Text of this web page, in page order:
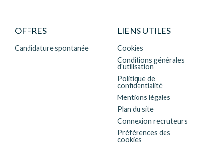
OFFRES
Candidature spontanée
LIENS UTILES
Cookies
Conditions générales
d'utilisation
Politique de
confidentialité
Mentions légales
Plan du site
Connexion recruteurs
Préférences des
cookies